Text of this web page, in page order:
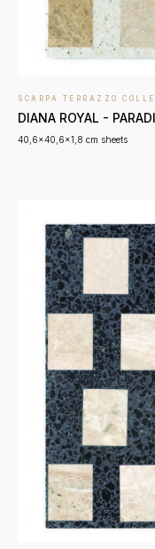
SCARPA TERRAZZO
DIANA ROYAL -
40,6x40,6x1,8 cm sheets